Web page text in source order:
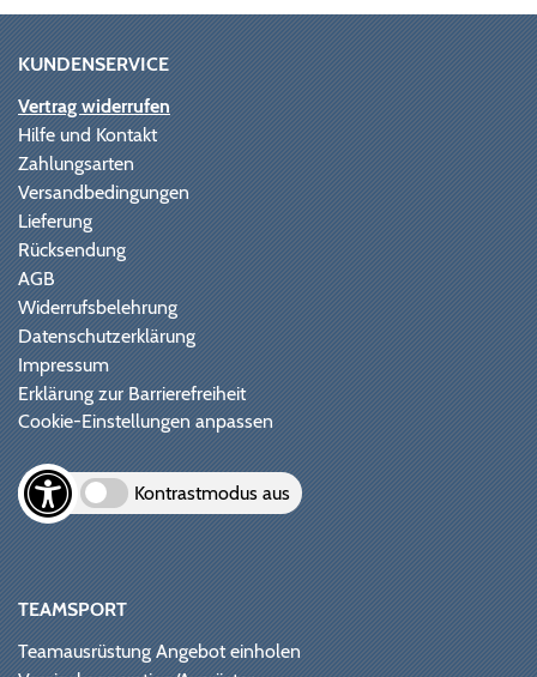
KUNDENSERVICE
Vertrag widerrufen
Hilfe und Kontakt
Zahlungsarten
Versandbedingungen
Lieferung
Rücksendung
AGB
Widerrufsbelehrung
Datenschutzerklärung
Impressum
Erklärung zur Barrierefreiheit
Cookie-Einstellungen anpassen
Kontrastmodus aus
TEAMSPORT
Teamausrüstung Angebot einholen